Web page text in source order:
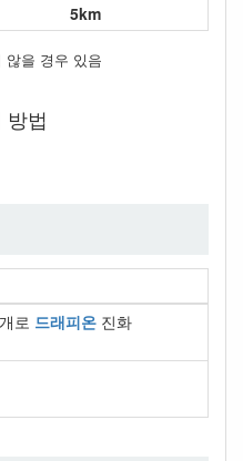
5km
않을 경우 있음
방법
로 드래피온 진화